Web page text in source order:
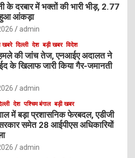
के दरबार में भक्तों की भारी भीड़, 2.77
हुआ आंकड़ा
admin
खबरे दिल्ली देश बड़ी खबर विदेश
की जांच तेज, एनआईए अदालत ने
के खिलाफ जारी किया गैर-जमानती
admin
देश पश्चिम बंगाल बड़ी खबर
में बड़ा प्रशासनिक फेरबदल, एडीजी
समेत 28 आईपीएस अधिकारियों
admin